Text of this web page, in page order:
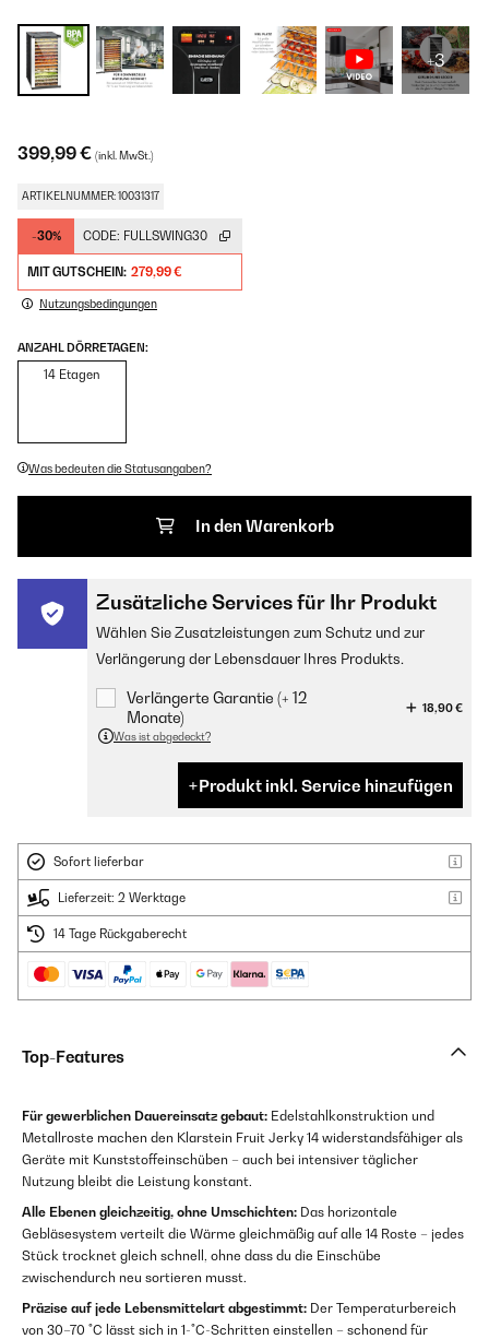
+3
399,99 € (inkl. MwSt.)
ARTIKELNUMMER: 10031317
-30% CODE: FULLSWING30
MIT GUTSCHEIN: 279,99 €
Nutzungsbedingungen
ANZAHL DÖRRETAGEN:
14 Etagen
Was bedeuten die Statusangaben?
In den Warenkorb
Zusätzliche Services für Ihr Produkt
Wählen Sie Zusatzleistungen zum Schutz und zur
Verlängerung der Lebensdauer Ihres Produkts.
Verlängerte Garantie (+ 12
Monate)
18,90 €
Was ist abgedeckt?
Produkt inkl. Service hinzufügen
Sofort lieferbar
Lieferzeit: 2 Werktage
14 Tage Rückgaberecht
Top-Features
Für gewerblichen Dauereinsatz gebaut: Edelstahlkonstruktion und
Metallroste machen den Klarstein Fruit Jerky 14 widerstandsfähiger als
Geräte mit Kunststoffeinschüben – auch bei intensiver täglicher
Nutzung bleibt die Leistung konstant.
Alle Ebenen gleichzeitig, ohne Umschichten: Das horizontale
Gebläsesystem verteilt die Wärme gleichmäßig auf alle 14 Roste – jedes
Stück trocknet gleich schnell, ohne dass du die Einschübe
zwischendurch neu sortieren musst.
Präzise auf jede Lebensmittelart abgestimmt: Der Temperaturbereich
von 30–70 °C lässt sich in 1-°C-Schritten einstellen – schonend für